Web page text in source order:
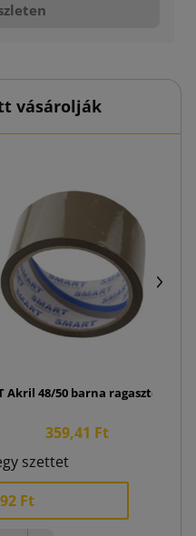
vásárolják
Akril 48/50 barna ragasztószalag
359,41 Ft
szettet
Ft